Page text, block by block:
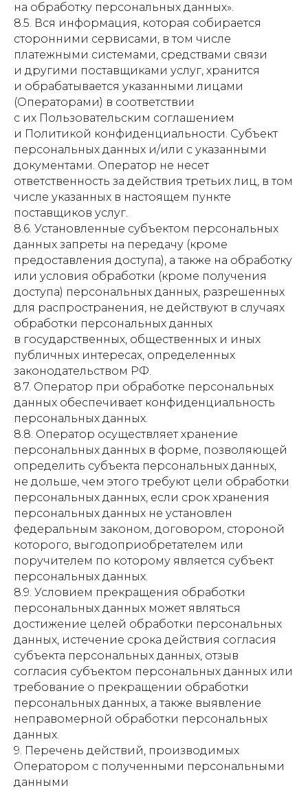
на обработку персональных данных».
8.5. Вся информация, которая собирается
сторонними сервисами, в том числе
платежными системами, средствами связи
и другими поставщиками услуг, хранится
и обрабатывается указанными лицами
(Операторами) в соответствии
с их Пользовательским соглашением
и Политикой конфиденциальности. Субъект
персональных данных и/или с указанными
документами. Оператор не несет
ответственность за действия третьих лиц, в том
числе указанных в настоящем пункте
поставщиков услуг.
8.6. Установленные субъектом персональных
данных запреты на передачу (кроме
предоставления доступа), а также на обработку
или условия обработки (кроме получения
доступа) персональных данных, разрешенных
для распространения, не действуют в случаях
обработки персональных данных
в государственных, общественных и иных
публичных интересах, определенных
законодательством РФ.
8.7. Оператор при обработке персональных
данных обеспечивает конфиденциальность
персональных данных.
8.8. Оператор осуществляет хранение
персональных данных в форме, позволяющей
определить субъекта персональных данных,
не дольше, чем этого требуют цели обработки
персональных данных, если срок хранения
персональных данных не установлен
федеральным законом, договором, стороной
которого, выгодоприобретателем или
поручителем по которому является субъект
персональных данных.
8.9. Условием прекращения обработки
персональных данных может являться
достижение целей обработки персональных
данных, истечение срока действия согласия
субъекта персональных данных, отзыв
согласия субъектом персональных данных или
требование о прекращении обработки
персональных данных, а также выявление
неправомерной обработки персональных
данных.
9. Перечень действий, производимых
Оператором с полученными персональными
данными